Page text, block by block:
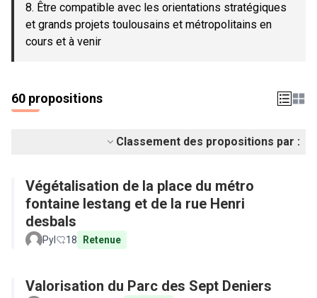
8. Être compatible avec les orientations stratégiques
et grands projets toulousains et métropolitains en
cours et à venir
60 propositions
Classement des propositions par :
Végétalisation de la place du métro
fontaine lestang et de la rue Henri
desbals
Pyl 18 Retenue
Valorisation du Parc des Sept Deniers